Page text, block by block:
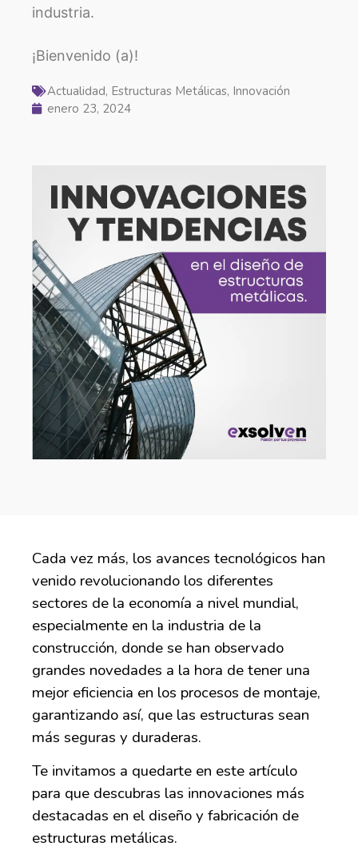
industria.
¡Bienvenido (a)!
Actualidad, Estructuras Metálicas, Innovación
enero 23, 2024
Cada vez más, los avances tecnológicos han
venido revolucionando los diferentes
sectores de la economía a nivel mundial,
especialmente en la industria de la
construcción, donde se han observado
grandes novedades a la hora de tener una
mejor eficiencia en los procesos de montaje,
garantizando así, que las estructuras sean
más seguras y duraderas.
Te invitamos a quedarte en este artículo
para que descubras las innovaciones más
destacadas en el diseño y fabricación de
estructuras metálicas.